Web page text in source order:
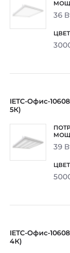
36
IETC-Офис-
5К)
39
IETC-Офис-
4К)